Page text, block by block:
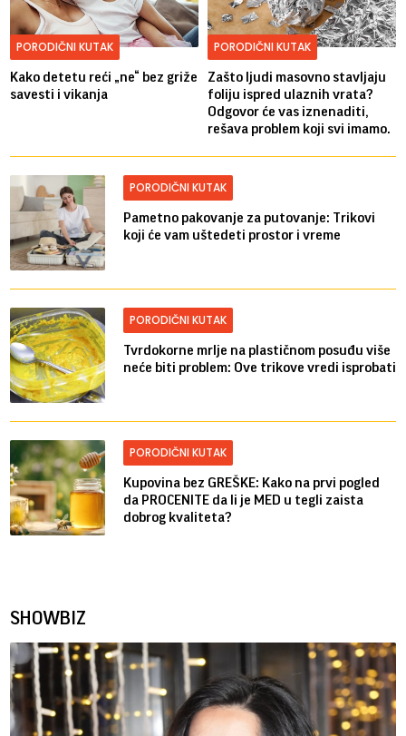
PORODIČNI KUTAK
Kako detetu reći „ne“ bez griže
savesti i vikanja
PORODIČNI KUTAK
Zašto ljudi masovno stavljaju
foliju ispred ulaznih vrata?
Odgovor će vas iznenaditi,
rešava problem koji svi imamo.
PORODIČNI KUTAK
Pametno pakovanje za putovanje: Trikovi
koji će vam uštedeti prostor i vreme
PORODIČNI KUTAK
Tvrdokorne mrlje na plastičnom posuđu više
neće biti problem: Ove trikove vredi isprobati
PORODIČNI KUTAK
Kupovina bez GREŠKE: Kako na prvi pogled
da PROCENITE da li je MED u tegli zaista
dobrog kvaliteta?
SHOWBIZ